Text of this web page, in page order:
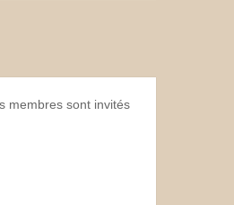
membres sont invités